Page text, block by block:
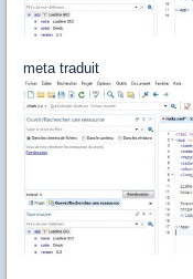
meta traduit